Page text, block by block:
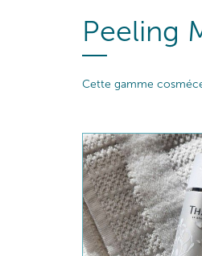
Peeling
Cette gamme